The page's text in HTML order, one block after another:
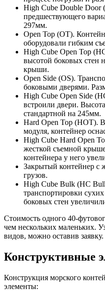
High Cube Double Door
предшествующего
297мм.
Open Top (OT).
оборудовали гибким
High Cube Open Top
высотой боковых стен
крыши.
Open Side (OS).
боковыми дверями.
High Cube Open Side
встроили двери.
стандартной на 245мм.
Hard Open Top (HOT).
модуля, контейнер
High Cube Hard Open
жесткой съемной
контейнера у него
Закрытый контейнер
грузов.
High Cube Bulk (HC
транспортировки
боковых стен
Стоимость одного 40-
чем нескольких маленьких.
видов, можно оставив заявку.
Конструктивные
Конструкция морского
элементы: